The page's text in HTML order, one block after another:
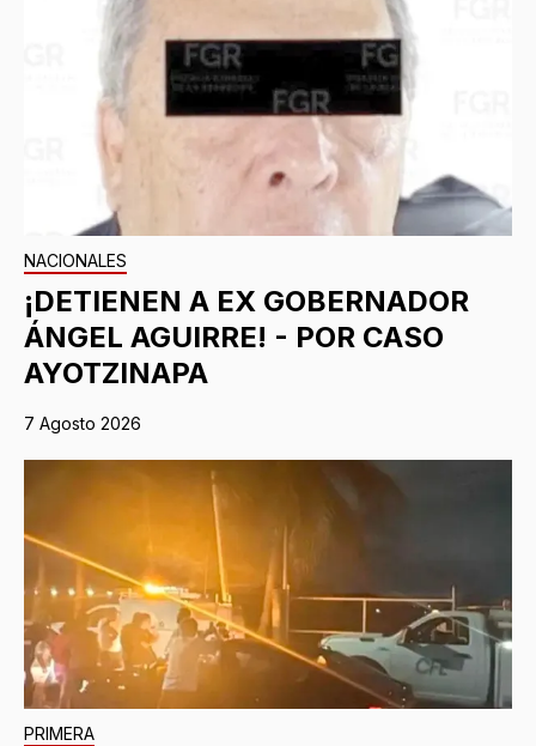
NACIONALES
¡DETIENEN A EX GOBERNADOR
ÁNGEL AGUIRRE! - POR CASO
AYOTZINAPA
7 Agosto 2026
PRIMERA